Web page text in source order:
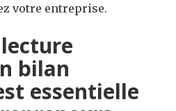
votre entreprise.
bilan
essentielle